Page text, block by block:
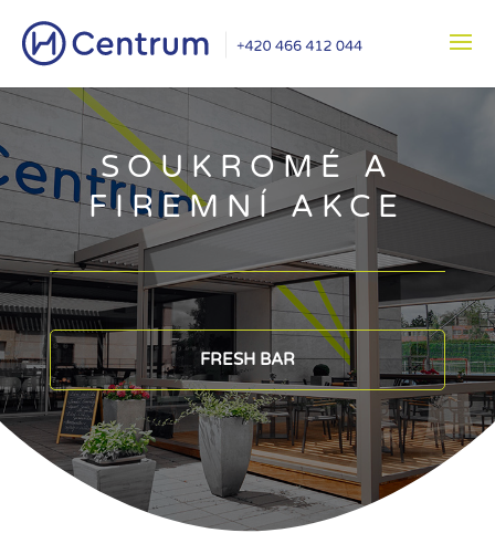
SOUKROMÉ A
FIREMNÍ AKCE
FRESH BAR